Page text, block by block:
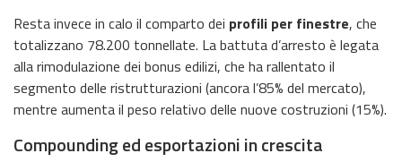
Resta invece in calo il comparto dei profili per finestre, che
totalizzano 78.200 tonnellate. La battuta d’arresto è legata
alla rimodulazione dei bonus edilizi, che ha rallentato il
segmento delle ristrutturazioni (ancora l’85% del mercato),
mentre aumenta il peso relativo delle nuove costruzioni (15%).
Compounding ed esportazioni in crescita